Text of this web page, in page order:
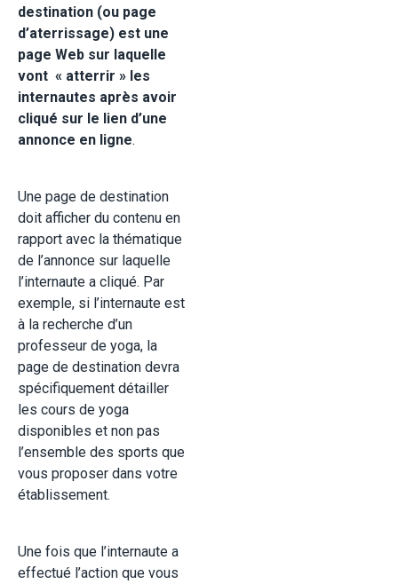
destination (ou page
d’aterrissage) est une
page Web sur laquelle
vont « atterrir » les
internautes après avoir
cliqué sur le lien d’une
annonce en ligne.
Une page de destination
doit afficher du contenu en
rapport avec la thématique
de l’annonce sur laquelle
l’internaute a cliqué. Par
exemple, si l’internaute est
à la recherche d’un
professeur de yoga, la
page de destination devra
spécifiquement détailler
les cours de yoga
disponibles et non pas
l’ensemble des sports que
vous proposer dans votre
établissement.
Une fois que l’internaute a
effectué l’action que vous